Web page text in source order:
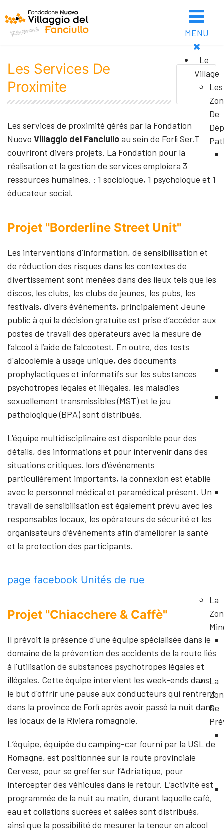
MENU
Le
Village
Les
De
La
La
De
Les Services De
Proximite
Les services de proximité gérés par la Fondation
Nuovo Villaggio del Fanciulloau sein de Forlì Ser.T
couvriront divers projets. La Fondation pour la
réalisation et la gestion de services emploiera 3
ressources humaines. : 1 sociologue, 1 psychologue et 1
éducateur social.
Projet "Borderline Street Unit"
Les interventions d'information, de sensibilisation et
de réduction des risques dans les contextes de
divertissement sont menées dans des lieux tels que les
discos, les clubs, les clubs de jeunes, les pubs, les
festivals, divers événements, principalement Jeune
public à qui la décision gratuite est prise d’accéder aux
postes de travail des opérateurs avec la mesure de
l’alcool à l’aide de l’alcootest. En outre, des tests
d'alcoolémie à usage unique, des documents
prophylactiques et informatifs sur les substances
psychotropes légales et illégales, les maladies
sexuellement transmissibles (MST) et le jeu
pathologique (BPA) sont distribués.
L'équipe multidisciplinaire est disponible pour des
détails, des informations et pour intervenir dans des
situations critiques. lors d'événements
particulièrement importants, la connexion est établie
avec le personnel médical et paramédical présent. Un
travail de sensibilisation est également prévu avec les
responsables locaux, les opérateurs de sécurité et les
organisateurs d’événements afin d’améliorer la santé
et la protection des participants.
page facebook Unités de rue
Projet "Chiacchere & Caffè"
Il prévoit la présence d'une équipe spécialisée dans le
domaine de la prévention des accidents de la route liés
à l'utilisation de substances psychotropes légales et
illégales. Cette équipe intervient les week-ends dans
le but d'offrir une pause aux conducteurs qui rentrent
dans la province de Forlì après avoir passé la nuit dans
les locaux de la Riviera romagnole.
L’équipe, équipée du camping-car fourni par la USL de
Romagne, est positionnée sur la route provinciale
Cervese, pour se greffer sur l’Adriatique, pour
intercepter des véhicules dans le retour. L’activité est
programmée de la nuit au matin, durant laquelle café,
eau et collations sucrées et salées sont distribués,
ainsi que la possibilité de mesurer la teneur en alcool